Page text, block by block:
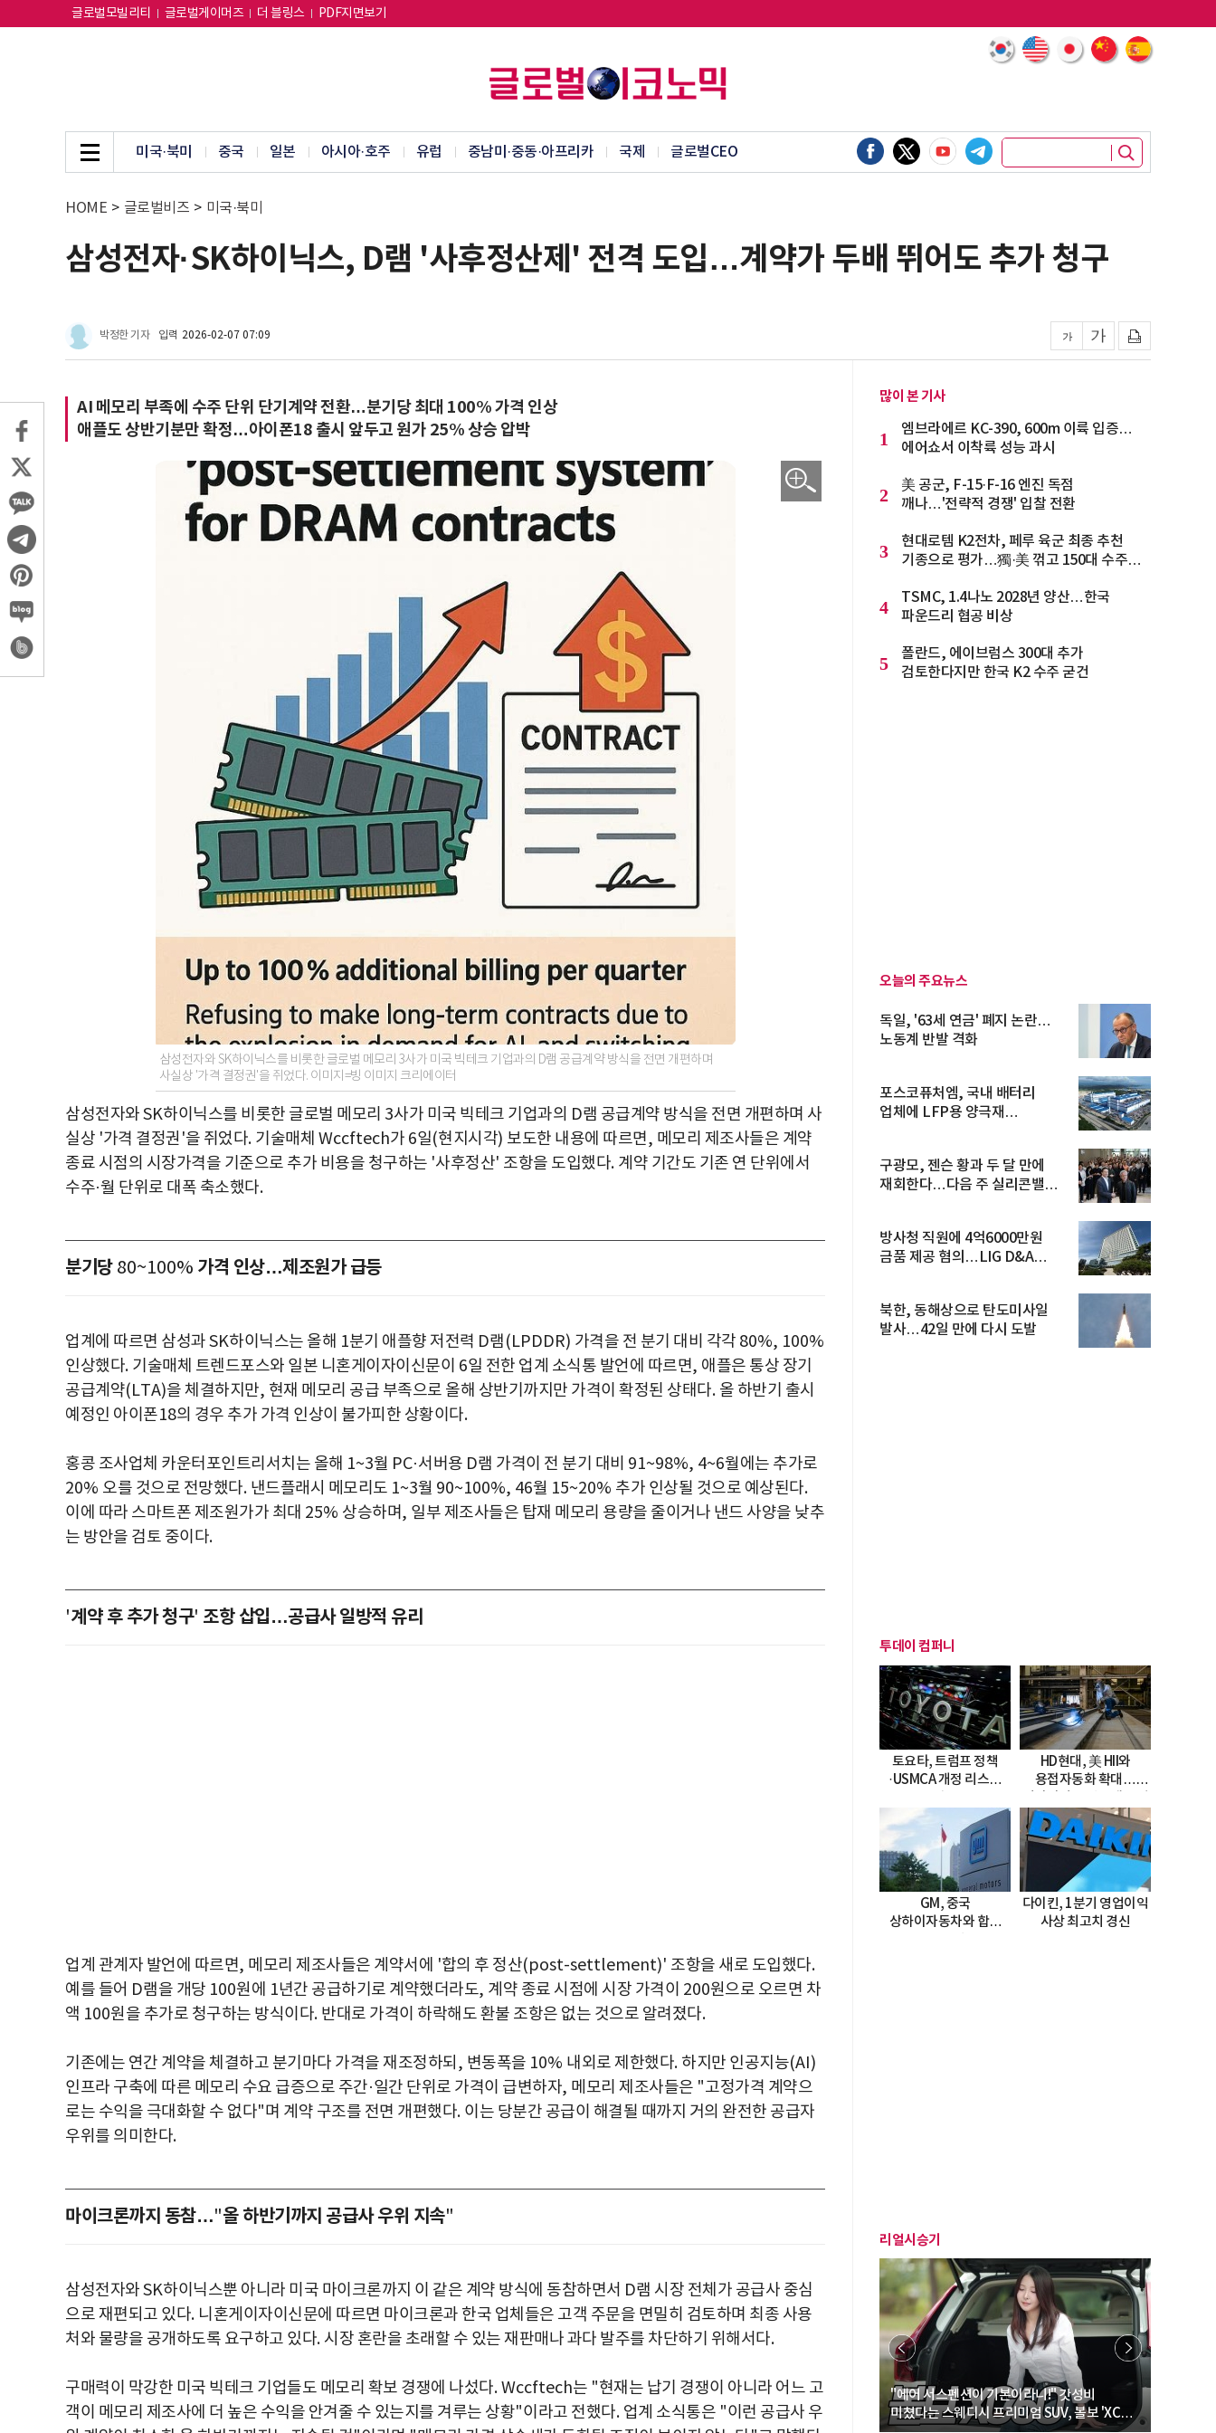
글로벌모빌리티 글로벌게이머즈 더 블링스 PDF지면보기
미국·북미 중국 일본 아시아·호주 유럽 중남미·중동·아프리카 국제 글로벌CEO
HOME > 글로벌비즈 > 미국·북미
삼성전자·SK하이닉스, D램 '사후정산제' 전격 도입…계약가 두배 뛰어도 추가 청구
박정한 기자 입력 2026-02-07 07:09
AI 메모리 부족에 수주 단위 단기계약 전환…분기당 최대 100% 가격 인상
애플도 상반기분만 확정…아이폰18 출시 앞두고 원가 25% 상승 압박
삼성전자와 SK하이닉스를 비롯한 글로벌 메모리 3사가 미국 빅테크 기업과의 D램 공급계약 방식을 전면 개편하며
사실상 '가격 결정권'을 쥐었다. 이미지=빙 이미지 크리에이터
삼성전자와SK하이닉스를 비롯한 글로벌 메모리 3사가 미국 빅테크 기업과의 D램 공급계약 방식을 전면 개편하며 사
실상 '가격 결정권 '을 쥐었다. 기술매체 Wccftech가 6일(현지시각) 보도한 내용에 따르면, 메모리 제조사들은 계약
종료 시점의 시장가격을 기준으로 추가 비용을 청구하는 '사후정산' 조항을 도입했다. 계약 기간도 기존 연 단위에서
수주·월 단위로 대폭 축소했다.
분기당 80~100% 가격 인상…제조원가 급등
업계에 따르면 삼성과SK하이닉스는 올해 1분기 애플향 저전력 D램(LPDDR) 가격을 전 분기 대비 각각 80%, 100%
인상했다. 기술매체 트렌드포스와 일본 니혼게이자이신문이 6일 전한 업계 소식통 발언에 따르면, 애플은 통상 장기
공급계약(LTA)을 체결하지만, 현재 메모리 공급 부족으로 올해 상반기까지만 가격이 확정된 상태다. 올 하반기 출시
예정인 아이폰18의 경우 추가 가격 인상이 불가피한 상황이다.
홍콩 조사업체 카운터포인트리서치는 올해 1~3월 PC·서버용 D램 가격이 전 분기 대비 91~98%, 4~6월에는 추가로
20% 오를 것으로 전망했다. 낸드플래시 메모리도 1~3월 90~100%, 46월 15~20% 추가 인상될 것으로 예상된다.
이에 따라 스마트폰 제조원가가 최대 25% 상승하며, 일부 제조사들은 탑재 메모리 용량을 줄이거나 낸드 사양을 낮추
는 방안을 검토 중이다.
'계약 후 추가 청구' 조항 삽입…공급사 일방적 유리
업계 관계자 발언에 따르면, 메모리 제조사들은 계약서에 '합의 후 정산(post-settlement)' 조항을 새로 도입했다.
예를 들어 D램을 개당 100원에 1년간 공급하기로 계약했더라도, 계약 종료 시점에 시장 가격이 200원으로 오르면 차
액 100원을 추가로 청구하는 방식이다. 반대로 가격이 하락해도 환불 조항은 없는 것으로 알려졌다.
기존에는 연간 계약을 체결하고 분기마다 가격을 재조정하되 , 변동폭을 10% 내외로 제한했다. 하지만 인공지능(AI)
인프라 구축에 따른 메모리 수요 급증으로 주간·일간 단위로 가격이 급변하자, 메모리 제조사들은 "고정가격 계약으
로는 수익을 극대화할 수 없다"며 계약 구조를 전면 개편했다. 이는 당분간 공급이 해결될 때까지 거의 완전한 공급자
우위를 의미한다.
마이크론까지 동참…"올 하반기까지 공급사 우위 지속"
삼성전자와SK하이닉스뿐 아니라 미국 마이크론까지 이 같은 계약 방식에 동참하면서 D램 시장 전체가 공급사 중심
으로 재편되고 있다. 니혼게이자이신문에 따르면 마이크론과 한국 업체들은 고객 주문을 면밀히 검토하며 최종 사용
처와 물량을 공개하도록 요구하고 있다.시장 혼란을 초래할 수 있는 재판매나 과다 발주를 차단하기 위해서다.
구매력이 막강한 미국 빅테크 기업들도 메모리 확보 경쟁에 나섰다. Wccftech는 "현재는 납기 경쟁이 아니라 어느 고
객이 메모리 제조사에 더 높은 수익을 안겨줄 수 있는지를 겨루는 상황"이라고 전했다. 업계 소식통은 "이런 공급사 우
많이 본 기사
1
엠브라에르 KC-390, 600m 이륙 입증…
에어쇼서 이착륙 성능 과시
2
美 공군, F-15·F-16 엔진 독점
깨나…'전략적 경쟁' 입찰 전환
3
현대로템 K2전차, 페루 육군 최종 추천
기종으로 평가…獨·美 꺾고 150대 수주
4
TSMC, 1.4나노 2028년 양산…한국
파운드리 협공 비상
5
폴란드, 에이브럼스 300대 추가
검토한다지만 한국 K2 수주 굳건
오늘의 주요뉴스
독일, '63세 연금' 폐지 논란…
노동계 반발 격화
포스코퓨처엠, 국내 배터리
업체에 LFP용 양극재
구광모, 젠슨 황과 두 달 만에
재회한다…다음 주 실리콘밸리
방사청 직원에 4억6000만원
금품 제공 혐의…LIG D&A
북한, 동해상으로 탄도미사일
발사…42일 만에 다시 도발
투데이 컴퍼니
토요타, 트럼프 정책
·USMCA 개정 리스크
HD현대, 美 HII와
용접자동화 확대…
도입
GM, 중국
상하이자동차와 합작
다이킨, 1분기 영업이익
사상 최고치 경신
리얼시승기
박지수 아나운서가 타본 ‘전설의 무쏘’… “여성·
초보자도 반할 반전 매력”
"에어 서스펜션이 기본이라니!" 갓성비
미쳤다는 스웨디시 프리미엄 SUV, 볼보 'XC60